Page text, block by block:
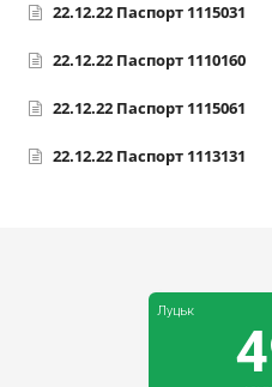
22.12.22 Паспорт 1115031
22.12.22 Паспорт 1110160
22.12.22 Паспорт 1115061
22.12.22 Паспорт 1113131